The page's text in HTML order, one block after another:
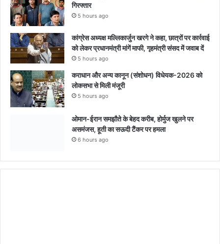
गिरफ्तार
5 hours ago
कांग्रेस अध्यक्ष मल्लिकार्जुन खरगे ने कहा, छात्रों पर कार्रवाई
को लेकर प्रधानमंत्री मांगें माफी, गृहमंत्री संसद में जवाब दें
5 hours ago
कराधान और अन्य कानून (संशोधन) विधेयक-2026 को
लोकसभा से मिली मंजूरी
5 hours ago
ओमान-ईरान समझौते के बेहद करीब, होर्मुज खुलने पर
असमंजस, हूती का सऊदी टैंकर पर हमला
6 hours ago